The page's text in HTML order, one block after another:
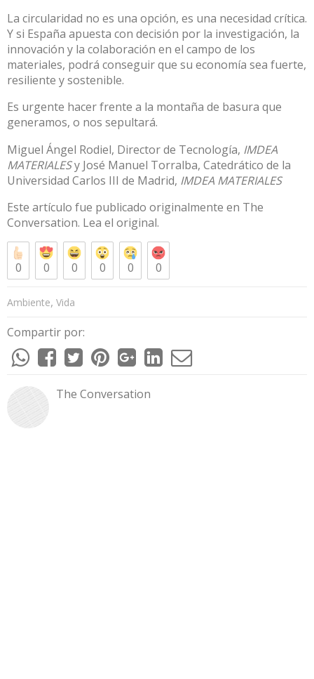
La circularidad no es una opción, es una necesidad crítica.
Y si España apuesta con decisión por la investigación, la
innovación y la colaboración en el campo de los
materiales, podrá conseguir que su economía sea fuerte,
resiliente y sostenible.
Es urgente hacer frente a la montaña de basura que
generamos, o nos sepultará.
Miguel Ángel Rodiel, Director de Tecnología, IMDEA
MATERIALESy José Manuel Torralba, Catedrático de la
Universidad Carlos III de Madrid, IMDEA MATERIALES
Este artículo fue publicado originalmente en The
Conversation. Lea el original.
0 0 0 0 0 0
Ambiente, Vida
Compartir por:
The Conversation